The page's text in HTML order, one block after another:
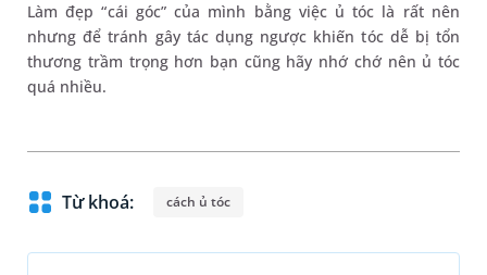
Làm đẹp “cái góc” của mình bằng việc ủ tóc là rất nên
nhưng để tránh gây tác dụng ngược khiến tóc dễ bị tổn
thương trầm trọng hơn bạn cũng hãy nhớ chớ nên ủ tóc
quá nhiều.
Từ khoá: cách ủ tóc